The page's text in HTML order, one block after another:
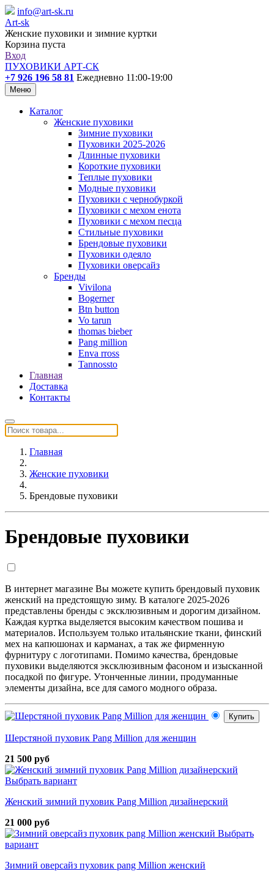
info@art-sk.ru
Art-sk
Женские пуховики и зимние куртки
Корзина пуста
Вход
ПУХОВИКИ АРТ-СК
+7 926 196 58 81 Ежедневно 11:00-19:00
Меню
Каталог
Женские пуховики
Зимние пуховики
Пуховики 2025-2026
Длинные пуховики
Короткие пуховики
Теплые пуховики
Модные пуховики
Пуховики с чернобуркой
Пуховики с мехом енота
Пуховики с мехом песца
Стильные пуховики
Брендовые пуховики
Пуховики одеяло
Пуховики оверсайз
Бренды
Vivilona
Bogerner
Btn button
Vo tarun
thomas bieber
Pang million
Enva rross
Tannossto
Главная
Доставка
Контакты
Главная
Женские пуховики
Брендовые пуховики
Брендовые пуховики
В интернет магазине Вы можете купить брендовый пуховик
женский на предстоящую зиму. В каталоге 2025-2026
представлены бренды с эксклюзивным и дорогим дизайном.
Каждая куртка выделяется высоким качеством пошива и
материалов. Используем только итальянские ткани, финский
мех на капюшонах и карманах, а так же фирменную
фурнитуру с логотипами. Помимо качества, брендовые
пуховики выделяются эксклюзивным фасоном и изысканной
посадкой по фигуре. Утонченные линии, продуманные
элементы дизайна, все для самого модного образа.
Купить
Шерстяной пуховик Pang Million для женщин
21 500 руб
Выбрать вариант
Женский зимний пуховик Pang Million дизайнерский
21 000 руб
Выбрать
вариант
Зимний оверсайз пуховик pang Million женский